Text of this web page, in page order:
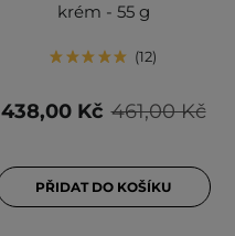
krém - 55 g
12
461,00 Kč
438,00 Kč
PŘIDAT DO KOŠÍKU